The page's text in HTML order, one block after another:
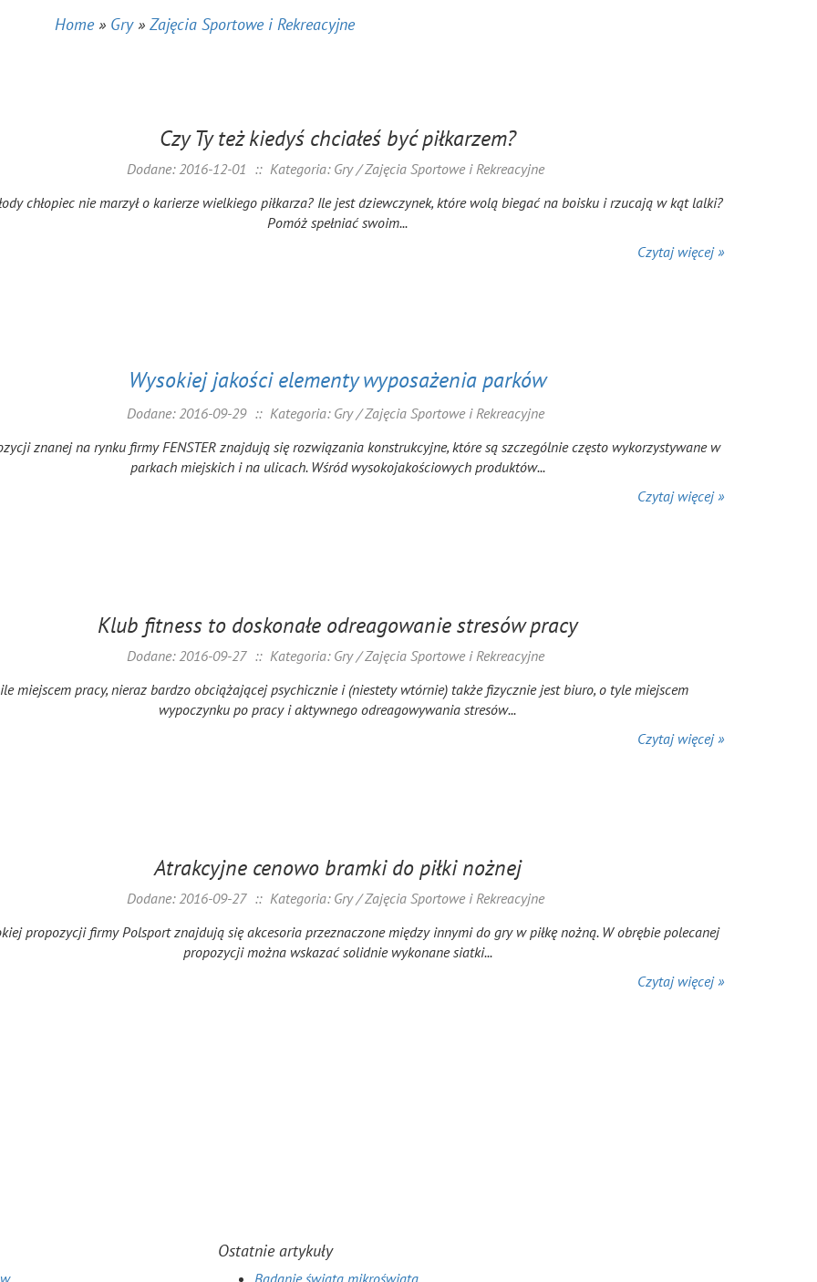
Home» Gry» Zajęcia Sportowe i Rekreacyjne
Czy Ty też kiedyś chciałeś być piłkarzem?
Dodane: 2016-12-01 :: Kategoria: Gry / Zajęcia Sportowe i Rekreacyjne
chłopiec nie marzył o karierze wielkiego piłkarza? Ile jest dziewczynek, które wolą biegać na boisku i rzucają w kąt lalki?
Pomóż spełniać swoim...
Czytaj więcej »
Wysokiej jakości elementy wyposażenia parków
Dodane: 2016-09-29 :: Kategoria: Gry / Zajęcia Sportowe i Rekreacyjne
znanej na rynku firmy FENSTER znajdują się rozwiązania konstrukcyjne, które są szczególnie często wykorzystywane w
parkach miejskich i na ulicach. Wśród wysokojakościowych produktów...
Czytaj więcej »
Klub fitness to doskonałe odreagowanie stresów pracy
Dodane: 2016-09-27 :: Kategoria: Gry / Zajęcia Sportowe i Rekreacyjne
miejscem pracy, nieraz bardzo obciążającej psychicznie i (niestety wtórnie) także fizycznie jest biuro, o tyle miejscem
wypoczynku po pracy i aktywnego odreagowywania stresów...
Czytaj więcej »
Atrakcyjne cenowo bramki do piłki nożnej
Dodane: 2016-09-27 :: Kategoria: Gry / Zajęcia Sportowe i Rekreacyjne
propozycji firmy Polsport znajdują się akcesoria przeznaczone między innymi do gry w piłkę nożną. W obrębie polecanej
propozycji można wskazać solidnie wykonane siatki...
Czytaj więcej »
Ostatnie artykuły
Badanie świata mikroświata.